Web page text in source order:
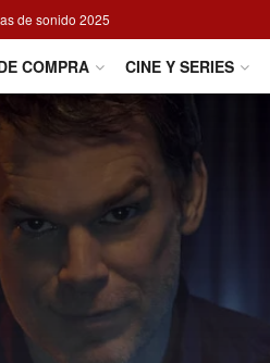
de sonido 2025
COMPRA CINE Y SERIES